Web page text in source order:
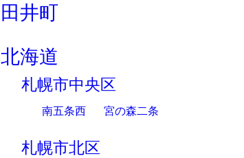
田井町
北海道
札幌市中央区
南五条西 宮の森二条
札幌市北区